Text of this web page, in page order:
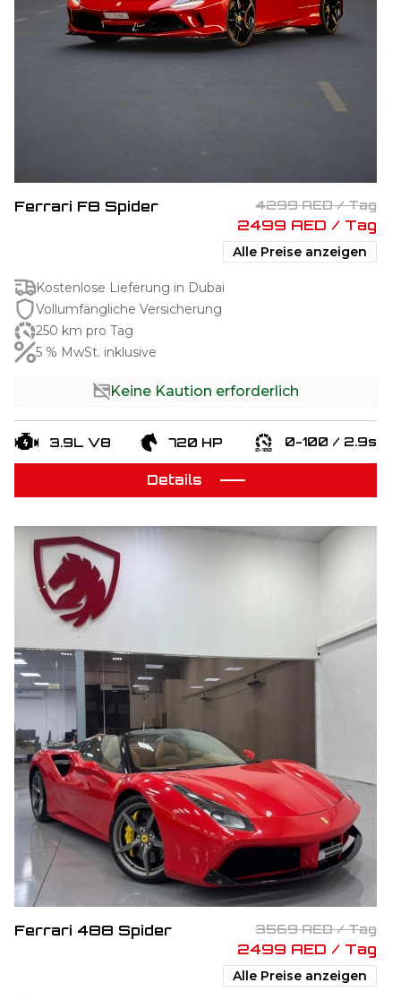
Ferrari F8 Spider 4299 AED / Tag
2499 AED / Tag
Alle Preise anzeigen
Kostenlose Lieferung in Dubai
Vollumfängliche Versicherung
250 km pro Tag
5 % MwSt. inklusive
Keine Kaution erforderlich
3.9L V8 720 HP 0-100 / 2.9s
Details
Ferrari 488 Spider 3569 AED / Tag
2499 AED / Tag
Alle Preise anzeigen